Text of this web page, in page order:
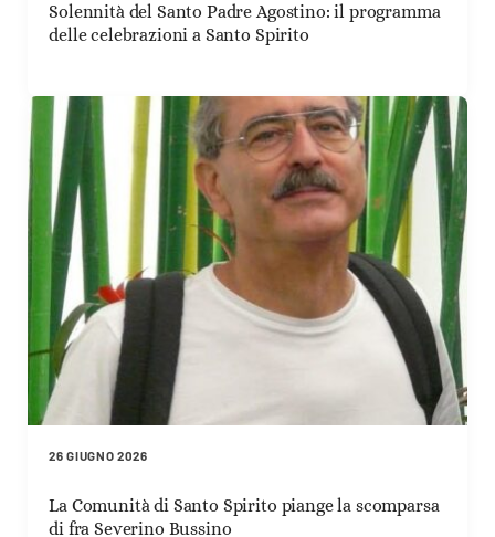
Solennità del Santo Padre Agostino: il programma
delle celebrazioni a Santo Spirito
26 GIUGNO 2026
La Comunità di Santo Spirito piange la scomparsa
di fra Severino Bussino